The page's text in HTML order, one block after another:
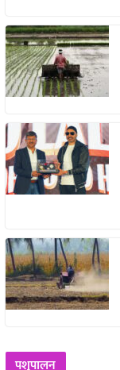
पशुपालन